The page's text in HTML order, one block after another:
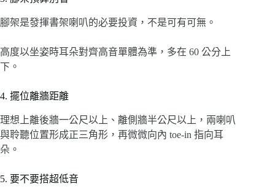
腳架是發揮書架喇叭的必要投資，不是可有可無。
高度以坐姿時耳朵對齊高音單體為準，多在 60 公分上
下。
4. 擺位離牆距離
理想上離後牆一公尺以上、離側牆半公尺以上，兩喇叭
與聆聽位置形成正三角形，再微微向內 toe-in 指向耳
朵。
5. 要不要搭超低音